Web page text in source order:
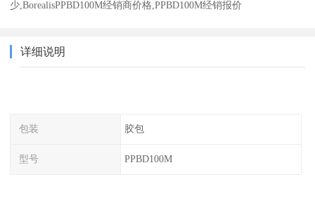
少,BorealisPPBD100M经销商价格,PPBD100M经销报价
详细说明
包装 胶包
型号 PPBD100M